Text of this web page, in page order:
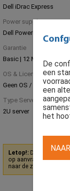
Dell iDrac Express
Power supply unit
Dell PowerEdge R640/
Garantie
Basic | 12 Maanden
OS & Licenties
Geen OS / Software
Type Server
2U server
Letop!: Dit product
op aanvraag. Om u
naar de zelfsamenstel
De
een
een
het